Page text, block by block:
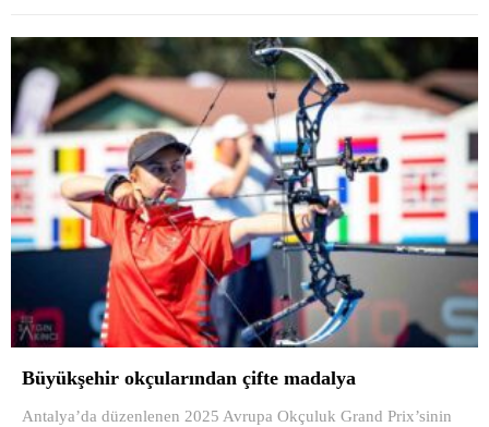
Büyükşehir okçularından çifte madalya
Antalya’da düzenlenen 2025 Avrupa Okçuluk Grand Prix’sinin